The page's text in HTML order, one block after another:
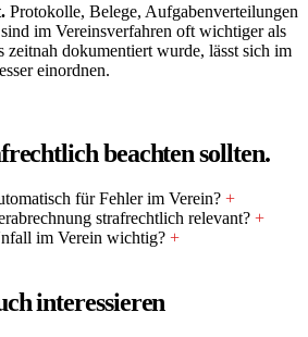
Protokolle, Belege, Aufgabenverteilungen
im Vereinsverfahren oft wichtiger als
zeitnah dokumentiert wurde, lässt sich im
einordnen.
beachten sollten.
für Fehler im Verein? +
strafrechtlich relevant? +
im Verein wichtig? +
interessieren